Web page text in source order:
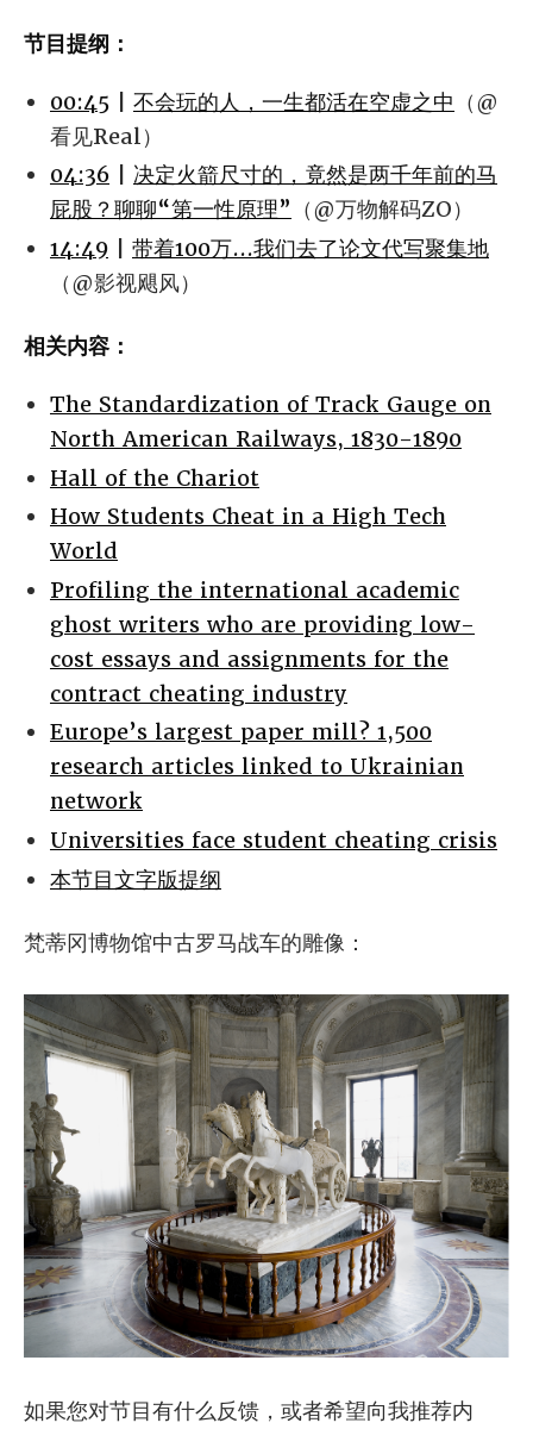
节目提纲：
00:45 不会玩的人，一生都活在空虚之中 （@
看见Real）
04:36
决定火箭尺寸的，竟然是两千年前的马
屁股？聊聊“第一性原理” （@万物解码ZO）
14:49
带着100万...我们去了论文代写聚集地
（@影视飓风）
相关内容：
The Standardization of Track Gauge on
North American Railways, 1830-1890
Hall of the Chariot
How Students Cheat in a High Tech
World
Profiling the international academic
ghost writers who are providing low-
cost essays and assignments for the
contract cheating industry
Europe’s largest paper mill? 1,500
research articles linked to Ukrainian
network
Universities face student cheating crisis
本节目文字版提纲
梵蒂冈博物馆中古罗马战车的雕像：
如果您对节目有什么反馈，或者希望向我推荐内